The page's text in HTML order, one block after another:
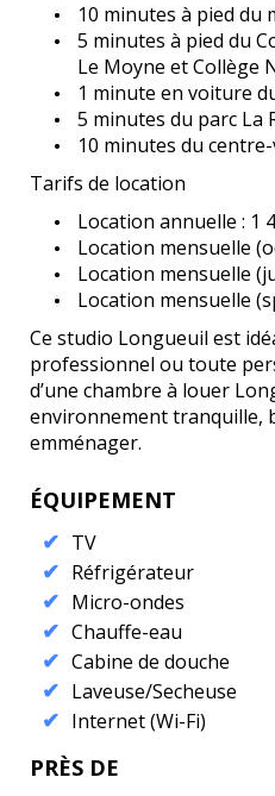
10 minutes à pied du
5 minutes à pied du
Le Moyne et Collège
1 minute en voiture
5 minutes du parc La
10 minutes du
Tarifs de location
Location annuelle : 1
Location mensuelle
Location mensuelle
Location mensuelle
Ce studio Longueuil est
professionnel ou toute
d’une chambre à louer
environnement tranquille,
emménager.
ÉQUIPEMENT
TV
Réfrigérateur
Micro-ondes
Chauffe-eau
Cabine de douche
Laveuse/Secheuse
Internet (Wi-Fi)
PRÈS DE